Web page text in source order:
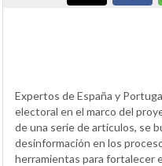
Expertos de España y
electoral en el marco del
de una serie de artículos, se
desinformación en los
herramientas para fortalecer